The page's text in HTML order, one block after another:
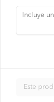
Iniciar sesión
Este